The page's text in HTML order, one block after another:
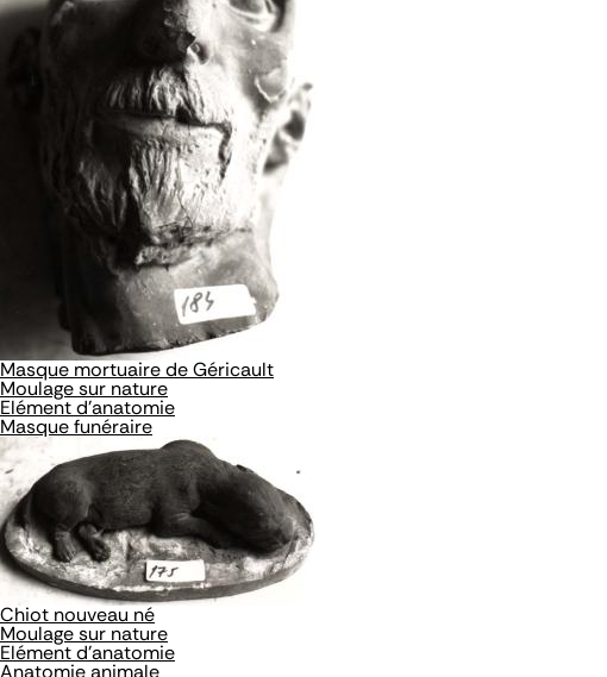
Masque mortuaire de Géricault
Moulage sur nature
Elément d'anatomie
Masque funéraire
Chiot nouveau né
Moulage sur nature
Elément d'anatomie
Anatomie animale